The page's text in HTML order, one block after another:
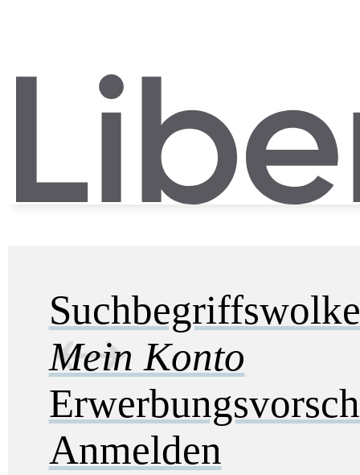
Mein Konto
Anmelden